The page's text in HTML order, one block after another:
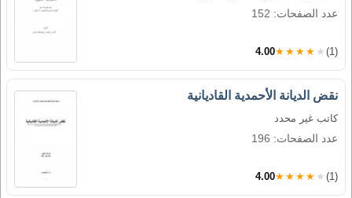
عدد الصفحات: 152
4.00★★★★★ (1)
نقض الديانة الأحمدية القاديانية
كاتب غير محدد
عدد الصفحات: 196
4.00★★★★★ (1)